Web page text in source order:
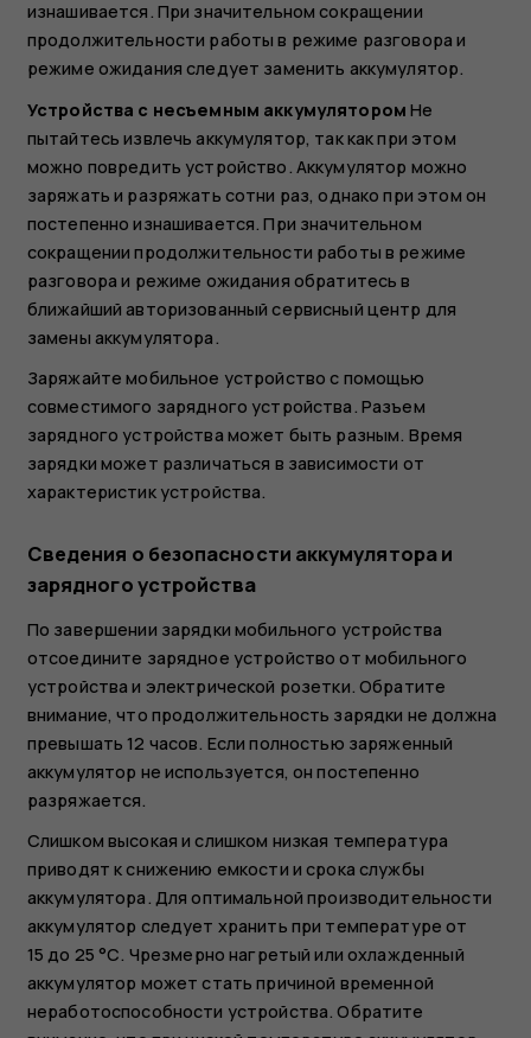
изнашивается. При значительном сокращении
продолжительности работы в режиме разговора и
режиме ожидания следует заменить аккумулятор.
Устройства с несъемным аккумулятором Не
пытайтесь извлечь аккумулятор, так как при этом
можно повредить устройство. Аккумулятор можно
заряжать и разряжать сотни раз, однако при этом он
постепенно изнашивается. При значительном
сокращении продолжительности работы в режиме
разговора и режиме ожидания обратитесь в
ближайший авторизованный сервисный центр для
замены аккумулятора.
Заряжайте мобильное устройство с помощью
совместимого зарядного устройства. Разъем
зарядного устройства может быть разным. Время
зарядки может различаться в зависимости от
характеристик устройства.
Сведения о безопасности аккумулятора и
зарядного устройства
По завершении зарядки мобильного устройства
отсоедините зарядное устройство от мобильного
устройства и электрической розетки. Обратите
внимание, что продолжительность зарядки не должна
превышать 12 часов. Если полностью заряженный
аккумулятор не используется, он постепенно
разряжается.
Слишком высокая и слишком низкая температура
приводят к снижению емкости и срока службы
аккумулятора. Для оптимальной производительности
аккумулятор следует хранить при температуре от
15 до 25 °С. Чрезмерно нагретый или охлажденный
аккумулятор может стать причиной временной
неработоспособности устройства. Обратите